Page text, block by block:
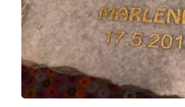
Škola
Studium